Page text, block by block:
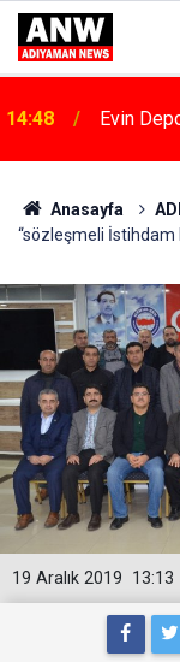
14:48 Evin
Anasayfa
“sözleşmeli İstihdam
13:13
19 Aralık 2019